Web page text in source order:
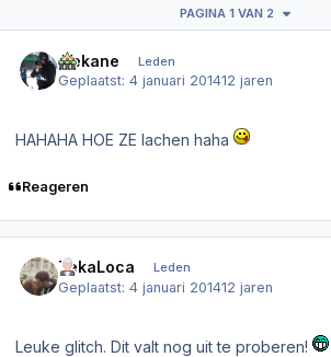
PAGINA 1 VAN 2
mekane Leden
Geplaatst:4 januari 201412 jaren
HAHAHA HOE ZE lachen haha
Reageren
TekaLoca Leden
Geplaatst:4 januari 201412 jaren
Leuke glitch. Dit valt nog uit te proberen!